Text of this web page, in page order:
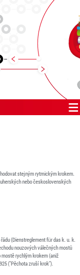
stejným rytmickým krokem.
nebo československých
(Dienstreglement für das k. u. k.
nouzových válečných mostů
rychlým krokem (aniž
("Pěchota zruší krok").